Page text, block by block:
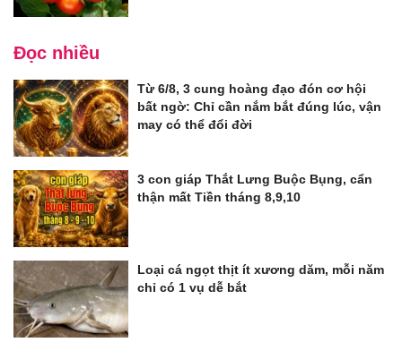
Đọc nhiều
Từ 6/8, 3 cung hoàng đạo đón cơ hội
bất ngờ: Chỉ cần nắm bắt đúng lúc, vận
may có thể đổi đời
3 con giáp Thắt Lưng Buộc Bụng, cẩn
thận mất Tiền tháng 8,9,10
Loại cá ngọt thịt ít xương dăm, mỗi năm
chỉ có 1 vụ dễ bắt